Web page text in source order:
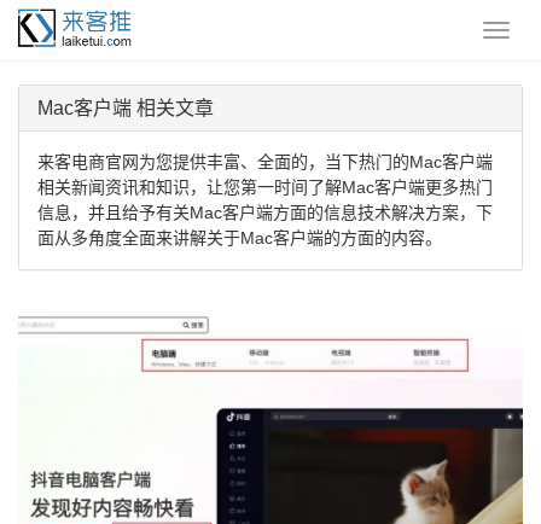
Mac客户端 相关文章
来客电商官网为您提供丰富、全面的，当下热门的Mac客户端
相关新闻资讯和知识，让您第一时间了解Mac客户端更多热门
信息，并且给予有关Mac客户端方面的信息技术解决方案，下
面从多角度全面来讲解关于Mac客户端的方面的内容。